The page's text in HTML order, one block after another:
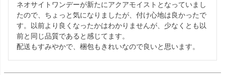
ネオサイトワンデーが新たにアクアモイストとなっていまし
たので、ちょっと気になりましたが、付け心地は良かったで
す。以前より良くなったかはわかりませんが、少なくとも以
前と同じ品質であると感じてます。
配送もすみやかで、梱包もきれいなので良いと思います。